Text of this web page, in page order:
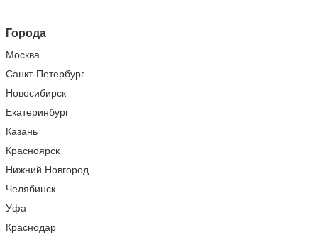
Города
Москва
Санкт-Петербург
Новосибирск
Екатеринбург
Казань
Красноярск
Нижний Новгород
Челябинск
Уфа
Краснодар